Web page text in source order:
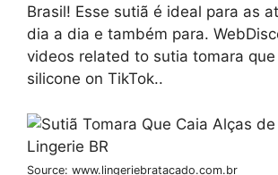
Brasil! Esse sutiã é ideal para as
dia a dia e também para.
videos related to sutia tomara
silicone on TikTok..
Source: www.lingeriebratacado.com.br